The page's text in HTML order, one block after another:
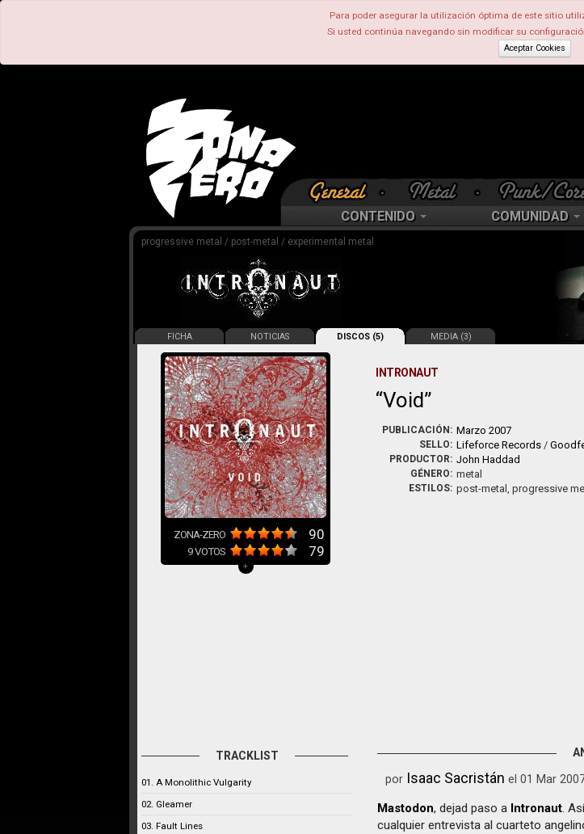
Para poder asegurar la utilización óptima de este sitio
Si usted continúa navegando sin modificar su
Aceptar Cookies
CONTENIDO COMUNIDAD
progressive metal / post-metal / experimental metal
FICHA NOTICIAS DISCOS (5) MEDIA (3)
ZONA-ZERO 90
9VOTOS 79
+
INTRONAUT
Void
PUBLICACIÓN: Marzo 2007
SELLO: Lifeforce Records /
PRODUCTOR: John Haddad
GÉNERO: metal
ESTILOS: post-metal, progressive
TRACKLIST
01. A Monolithic Vulgarity
02. Gleamer
03. Fault Lines
por Isaac Sacristánel 01 Mar
Mastodon, dejad paso a Intronaut.
cualquier entrevista al cuarteto